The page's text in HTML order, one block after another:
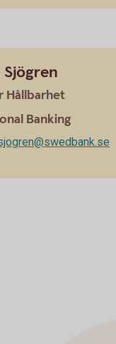
Sjögren
Hållbarhet
Banking